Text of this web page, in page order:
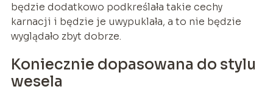
będzie dodatkowo podkreślała takie cechy
karnacji i będzie je uwypuklała, a to nie będzie
wyglądało zbyt dobrze.
Koniecznie dopasowana do stylu
wesela